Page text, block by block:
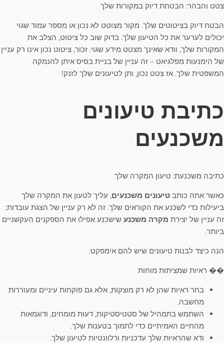
צטט והבהר: הבטחת דיוק במקורות שלך
הבטח דיוק בציטוטים שלך. מקור מצוטט לא נכון או מספר עמוד שגוי
יכולים לערער את כל הטיעון שלך. בדוק שוב כל ציטוט, הצלב את
המקורות שלך, וודא שאינך מצטט מידע שגוי. זכור, ציטוט נכון אינו רק עניין
של הימנעות מפלגיאט – זה עניין של בניית בסיס איתן להנמקה
המשפטית שלך. אז צטט נכון, ותן לטיעונים שלך לזנק!
כתיבת טיעונים
משכנעים
כתיבה משכנעת: טיעון המקרה שלך
כאשר אתה כותב טיעונים משכנעים, עליך לטעון את המקרה שלך
ביעילות כדי לשכנע את הקוראים שלך. זה לא רק עניין של הצגת עובדות;
זה עניין של יצירת מקרה משכנע שישכנע אפילו את הספקנים העקשניים
ביותר.
הנה כיצד לבנות טיעונים שיש להם אימפקט:
�� ראיות שמציתות מוחות
בחר ראיות שהן לא רק מוצקות, אלא גם פוקחות עיניים ומעוררות
מחשבה.
השתמש בתמהיל של סטטיסטיקות, דעות מומחים, ודוגמאות
מהחיים האמיתיים כדי לתמוך בטענות שלך.
ודא שהראיות שלך עדכניות ורלוונטיות לטיעון שלך.